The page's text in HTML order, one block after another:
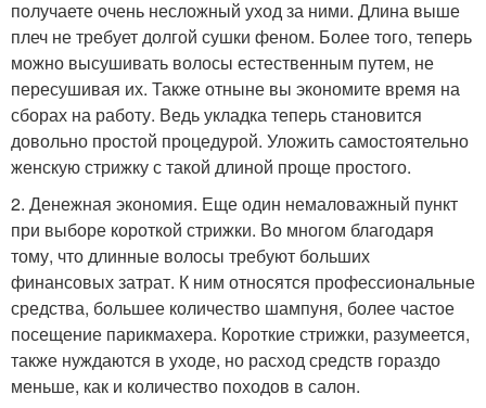
получаете очень несложный уход за ними. Длина выше
плеч не требует долгой сушки феном. Более того, теперь
можно высушивать волосы естественным путем, не
пересушивая их. Также отныне вы экономите время на
сборах на работу. Ведь укладка теперь становится
довольно простой процедурой. Уложить самостоятельно
женскую стрижку с такой длиной проще простого.
2. Денежная экономия. Еще один немаловажный пункт
при выборе короткой стрижки. Во многом благодаря
тому, что длинные волосы требуют больших
финансовых затрат. К ним относятся профессиональные
средства, большее количество шампуня, более частое
посещение парикмахера. Короткие стрижки, разумеется,
также нуждаются в уходе, но расход средств гораздо
меньше, как и количество походов в салон.